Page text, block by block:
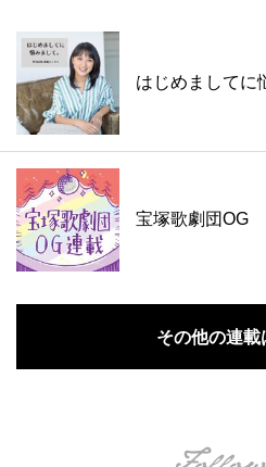
はじめましてに
宝塚歌劇団OG
その他の連載